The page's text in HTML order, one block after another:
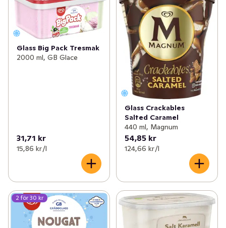
Glass Big Pack Tresmak
2000 ml, GB Glace
31,71 kr
15,86 kr /l
Glass Crackables
Salted Caramel
440 ml, Magnum
54,85 kr
124,66 kr /l
2 för 30 kr